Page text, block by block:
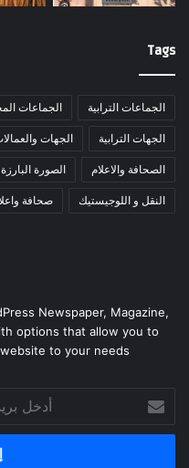
Tags
الجماعات الترابية الجماعات
الجهات الترابية الجهات
الصحافة والاعلام الصورة البارزة
النقل و اللوجيستيك صحافة
Newspaper, Magazine,
options that allow you to
to your needs.
أدخل
بريدك
الإلكتروني